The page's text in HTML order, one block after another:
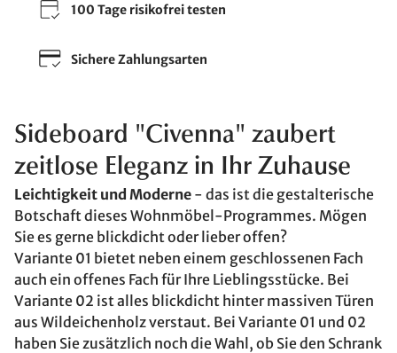
100 Tage risikofrei testen
Sichere Zahlungsarten
Sideboard "Civenna" zaubert
zeitlose Eleganz in Ihr Zuhause
Leichtigkeit und Moderne - das ist die gestalterische
Botschaft dieses Wohnmöbel-Programmes. Mögen
Sie es gerne blickdicht oder lieber offen?
Variante 01 bietet neben einem geschlossenen Fach
auch ein offenes Fach für Ihre Lieblingsstücke. Bei
Variante 02 ist alles blickdicht hinter massiven Türen
aus Wildeichenholz verstaut. Bei Variante 01 und 02
haben Sie zusätzlich noch die Wahl, ob Sie den Schrank